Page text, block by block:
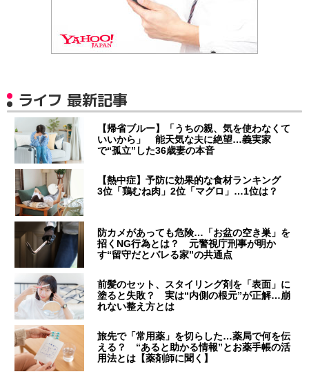
ライフ 最新記事
【帰省ブルー】「うちの親、気を使わなくて
いいから」 能天気な夫に絶望…義実家
で“孤立”した36歳妻の本音
【熱中症】予防に効果的な食材ランキング
3位「鶏むね肉」2位「マグロ」…1位は？
防カメがあっても危険…「お盆の空き巣」を
招くNG行為とは？ 元警視庁刑事が明か
す“留守だとバレる家”の共通点
前髪のセット、スタイリング剤を「表面」に
塗ると失敗？ 実は“内側の根元”が正解…崩
れない整え方とは
旅先で「常用薬」を切らした…薬局で何を伝
える？ “あると助かる情報”とお薬手帳の活
用法とは【薬剤師に聞く】